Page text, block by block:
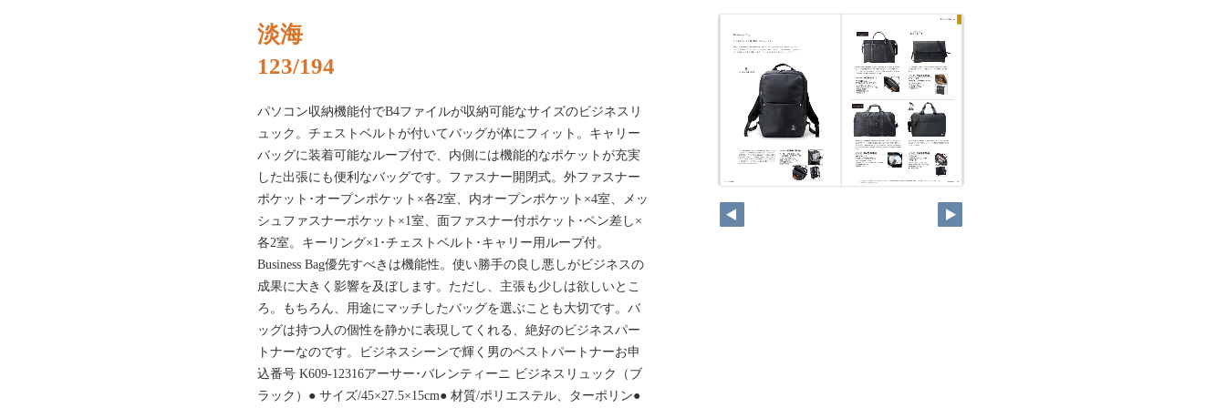
淡海
123/194
パソコン収納機能付でB4ファイルが収納可能なサイズのビジネスリ
ュック。チェストベルトが付いてバッグが体にフィット。キャリー
バッグに装着可能なループ付で、内側には機能的なポケットが充実
した出張にも便利なバッグです。ファスナー開閉式。外ファスナー
ポケット･オープンポケット×各2室、内オープンポケット×4室、メッ
シュファスナーポケット×1室、面ファスナー付ポケット･ペン差し×
各2室。キーリング×1･チェストベルト･キャリー用ループ付。
Business Bag優先すべきは機能性。使い勝手の良し悪しがビジネスの
成果に大きく影響を及ぼします。ただし、主張も少しは欲しいとこ
ろ。もちろん、用途にマッチしたバッグを選ぶことも大切です。バ
ッグは持つ人の個性を静かに表現してくれる、絶好のビジネスパー
トナーなのです。ビジネスシーンで輝く男のベストパートナーお申
込番号 K609-12316アーサー･バレンティーニ ビジネスリュック（ブ
ラック）● サイズ/45×27.5×15cm● 材質/ポリエステル、ターポリン●